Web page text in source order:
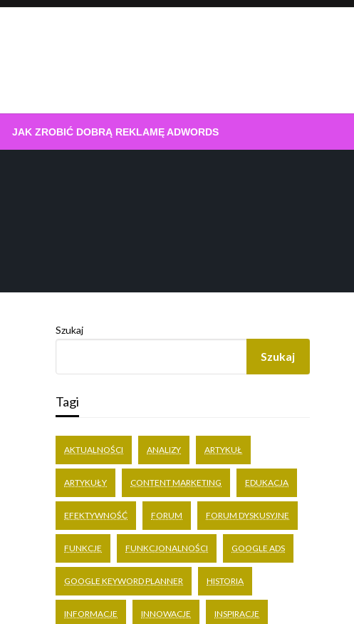
JAK ZROBIĆ DOBRĄ REKLAMĘ ADWORDS
Szukaj
Szukaj
Tagi
AKTUALNOŚCI ANALIZY ARTYKUŁ
ARTYKUŁY CONTENT MARKETING EDUKACJA
EFEKTYWNOŚĆ FORUM FORUM DYSKUSYJNE
FUNKCJE FUNKCJONALNOŚCI GOOGLE ADS
GOOGLE KEYWORD PLANNER HISTORIA
INFORMACJE INNOWACJE INSPIRACJE